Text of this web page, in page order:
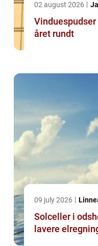
02 august 2026
Vinduespudser
året rundt
09 july 2026
Solceller i odsherred en
lavere